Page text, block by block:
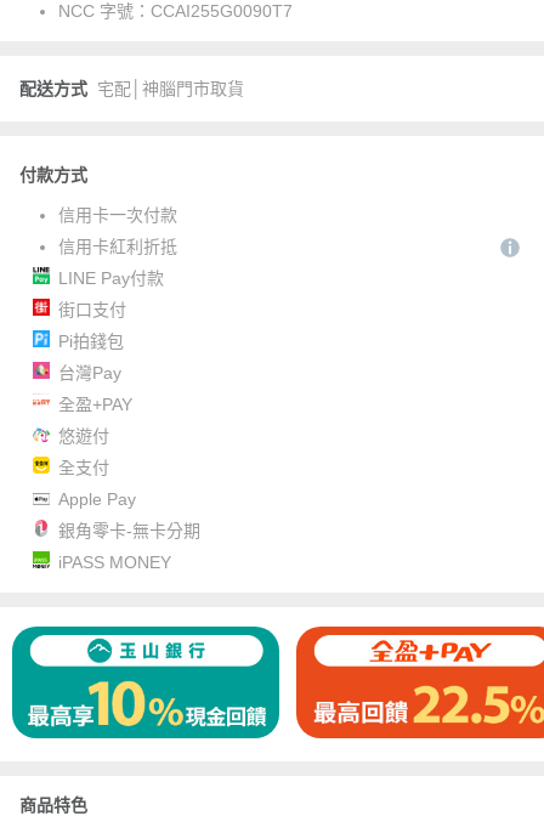
NCC 字號： CCAI255G0090T7
配送方式 宅配│神腦門市取貨
付款方式
信用卡一次付款
信用卡紅利折抵
LINE Pay付款
街口支付
Pi拍錢包
台灣Pay
全盈+PAY
悠遊付
全支付
Apple Pay
銀角零卡-無卡分期
iPASS MONEY
商品特色